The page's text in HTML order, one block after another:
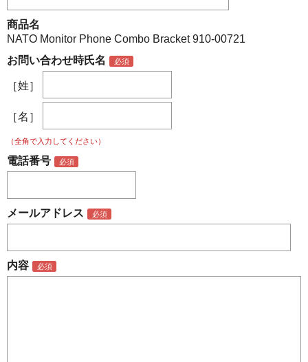
商品名
NATO Monitor Phone Combo Bracket 910-00721
お問い合わせ時氏名
［姓］
［名］
（全角で入力してください）
電話番号
メールアドレス
内容